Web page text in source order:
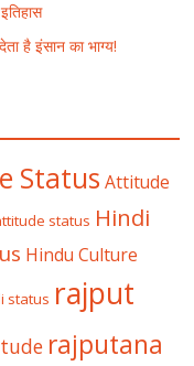
है इंसान का भाग्य!
Status Attitude
status Hindi
Hindu Culture
status rajput
rajputana